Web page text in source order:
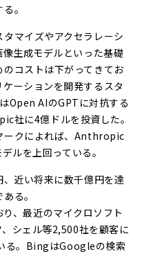
。
マイズやアクセラレーシ
生成モデルといった基礎
コストは下がってきてお
ーションを開発するスタ
Open AIのGPTに対抗する
社に4億ドルを投資した。
ークによれば、Anthropic
ルを上回っている。
近い将来に数千億円を達
る。
、最近のマイクロソフト
シェル等2,500社を顧客に
る。BingはGoogleの検索